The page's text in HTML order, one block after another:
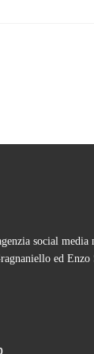
social media
ed Enzo